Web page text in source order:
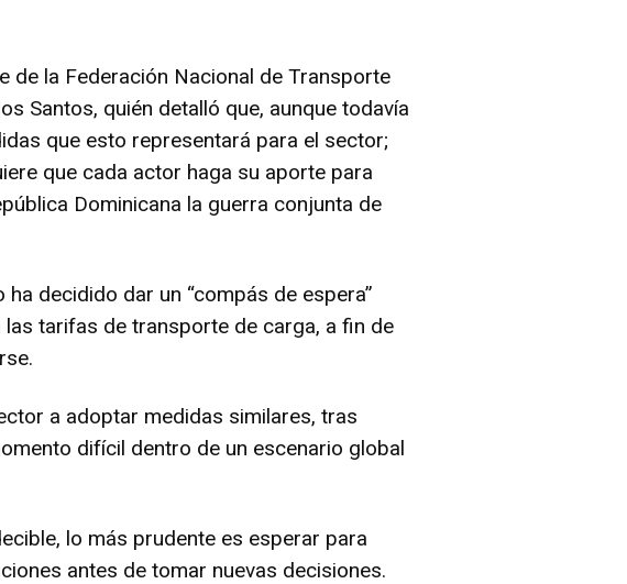
de la Federación Nacional de Transporte
Santos, quién detalló que, aunque todavía
que esto representará para el sector;
que cada actor haga su aporte para
Dominicana la guerra conjunta de
decidido dar un “compás de espera”
tarifas de transporte de carga, a fin de
a adoptar medidas similares, tras
difícil dentro de un escenario global
lo más prudente es esperar para
antes de tomar nuevas decisiones.